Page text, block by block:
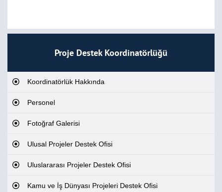
Proje Destek Koordinatörlüğü
Koordinatörlük Hakkında
Personel
Fotoğraf Galerisi
Ulusal Projeler Destek Ofisi
Uluslararası Projeler Destek Ofisi
Kamu ve İş Dünyası Projeleri Destek Ofisi